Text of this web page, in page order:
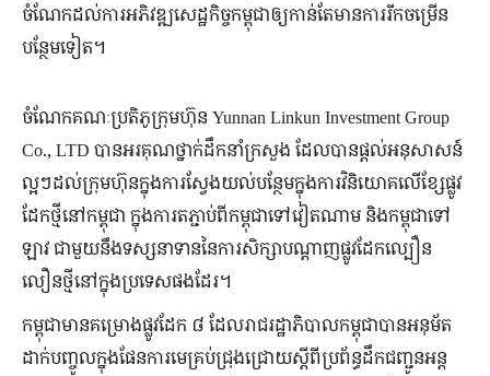
ចំណែក​ដល់​ការ​អភិវឌ្ឍ​សេដ្ឋកិច្ច​កម្ពុជា​ឲ្យ​កាន់តែ​មាន​ការ​រីកចម្រើន​
បន្ថែម​ទៀត។
ចំណែក​គណៈប្រតិភូ​ក្រុមហ៊ុន Yunnan Linkun Investment Group
Co., LTD បាន​អរគុណ​ថ្នាក់​ដឹក​នាំ​ក្រសួង ដែល​បាន​ផ្ដល់​អនុសាសន៍​
ល្អ​ៗ​ដល់​ក្រុមហ៊ុន​ក្នុង​ការ​ស្វែង​យល់​បន្ថែម​ក្នុង​ការ​វិនិយោគ​លើ​ខ្សែ​ផ្លូវ
ដែក​ថ្មី​នៅ​កម្ពុជា ក្នុង​ការ​តភ្ជាប់​ពី​កម្ពុជា​ទៅ​វៀតណាម និង​កម្ពុជា​ទៅ​
ឡាវ ជាមួយ​នឹង​ទស្សនាទាន​នៃ​ការ​សិក្សា​បណ្ដាញ​ផ្លូវដែក​ល្បឿន​
លឿន​ថ្មី​នៅ​ក្នុង​ប្រទេស​ផងដែរ។
កម្ពុជា​មាន​គម្រោង​ផ្លូវ​ដែក ៨ ដែល​រាជរដ្ឋាភិបាល​កម្ពុជា​បាន​អនុម័ត​
ដាក់​បញ្ចូល​ក្នុង​ផែនការ​មេ​គ្រប់​ជ្រុងជ្រោយ​ស្ដី​ពី​ប្រព័ន្ធ​ដឹក​ជញ្ជូន​អន្ត​